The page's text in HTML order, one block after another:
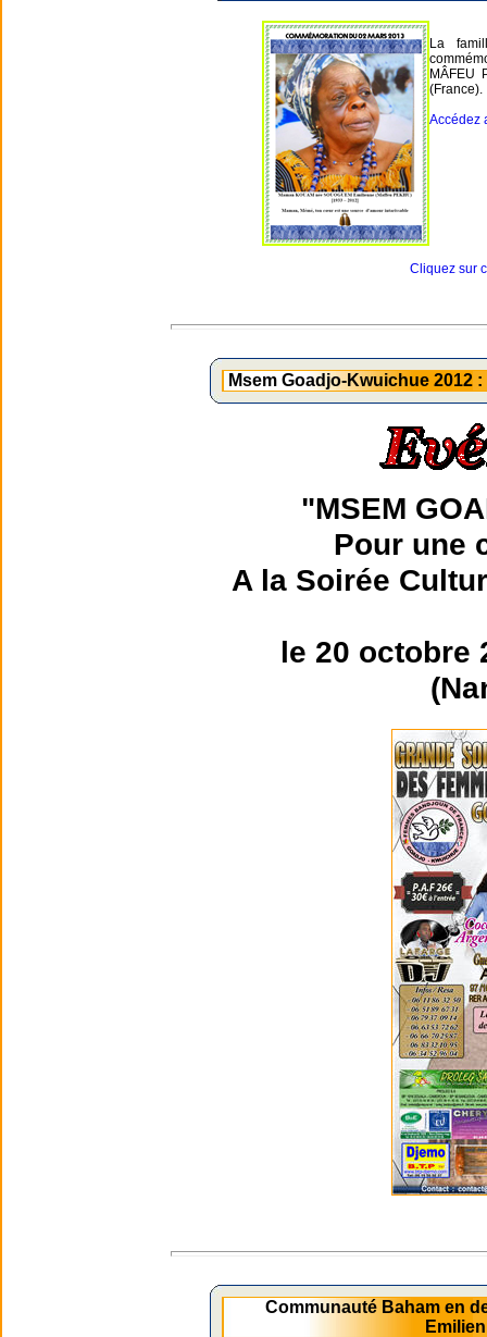
La
MÂFEU
(France).
Accédez
Cliquez sur
Msem Goadjo-Kwuichue 2012
"MSEM
Pour une
A la Soirée
le 20 octobre
Communauté Baham en